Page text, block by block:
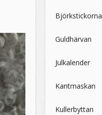
Björkstickorna
Guldhärvan
Julkalender
Kantmaskan
Kullerbyttan